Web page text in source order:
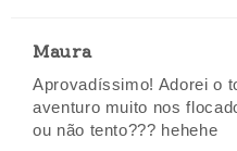
Maura
Aprovadíssimo! Adorei o
aventuro muito nos
ou não tento??? hehehe